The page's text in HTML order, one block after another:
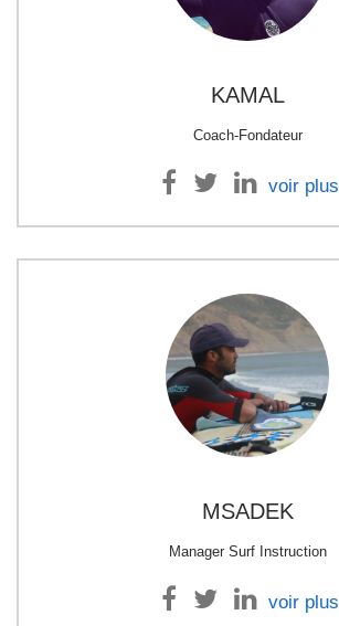
KAMAL
Coach-Fondateur
voir plus
MSADEK
Manager Surf Instruction
voir plus